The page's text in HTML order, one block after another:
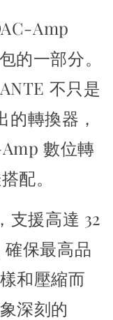
Amp
的一部分。
不只是
轉換器，
數位轉
配。
支援高達 32
確保最高品
和壓縮而
深刻的